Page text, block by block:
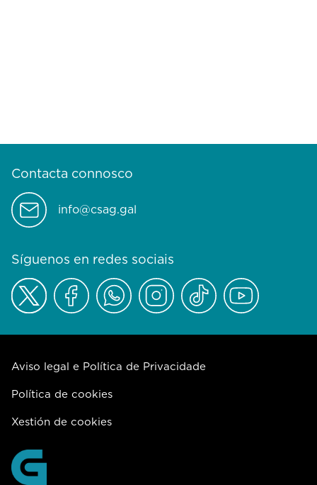
Contacta connosco
info@csag.gal
Síguenos en redes sociais
Aviso legal e Política de Privacidade
Política de cookies
Xestión de cookies